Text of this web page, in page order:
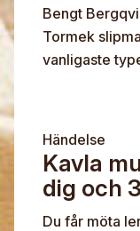
Bengt
Tormek
vanligaste
Händelse
Kavla
dig och
Du får möta